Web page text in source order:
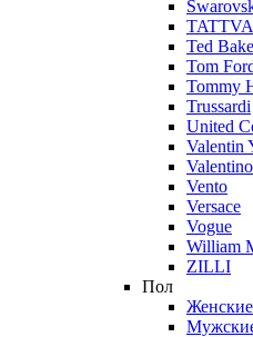
TATTVA
Ted
Tom
Tommy
Trussardi
United
Valentin
Valentino
Vento
Versace
Vogue
William
ZILLI
Пол
Женские